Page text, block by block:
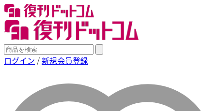
ログイン /新規会員登録